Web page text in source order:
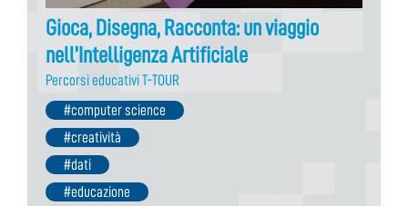
Gioca, Disegna, Racconta: un viaggio
nell’Intelligenza Artificiale
Percorsi educativi T-TOUR
#computer science
#creatività
#dati
#educazione